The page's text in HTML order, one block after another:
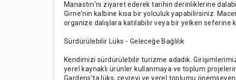
Manastırı'nı ziyaret ederek tarihin derinliklerine
Girne'nin kalbine kısa bir yolculuk yapabilirsiniz.
organize dalışlara katılabilir veya bir yelken seferine
Sürdürülebilir Lüks - Geleceğe Bağlılık
Kendimizi sürdürülebilir turizme adadık.
yerel kaynaklı ürünler kullanmaya ve toplum
Gardens'ta lüks, çevreyi ve yerel toplumu önemseyen